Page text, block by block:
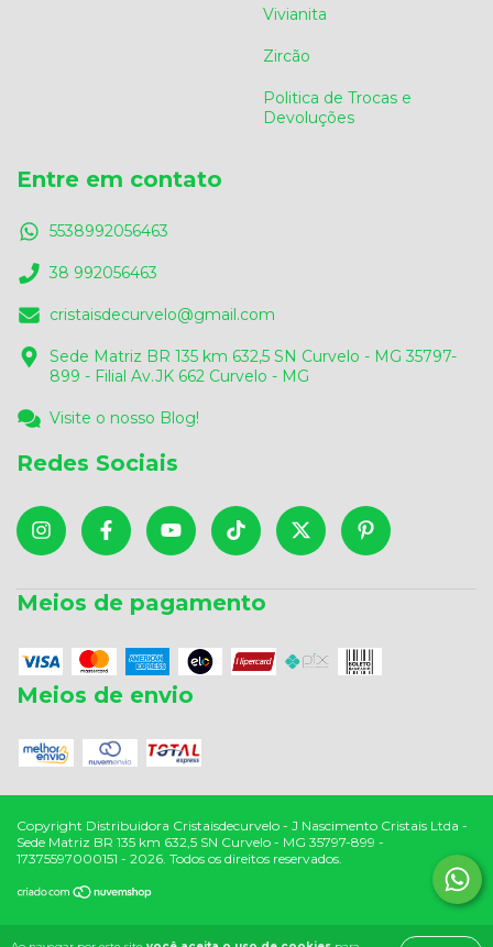
Vivianita
Zircão
Politica de Trocas e
Devoluções
Entre em contato
5538992056463
38 992056463
cristaisdecurvelo@gmail.com
Sede Matriz BR 135 km 632,5 SN Curvelo - MG 35797-
899 - Filial Av.JK 662 Curvelo - MG
Visite o nosso Blog!
Redes Sociais
Meios de pagamento
Meios de envio
Copyright Distribuidora Cristaisdecurvelo - J Nascimento Cristais Ltda -
Sede Matriz BR 135 km 632,5 SN Curvelo - MG 35797-899 -
17375597000151 - 2026. Todos os direitos reservados.